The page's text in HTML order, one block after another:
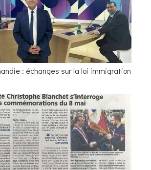
: échanges sur la loi immigration